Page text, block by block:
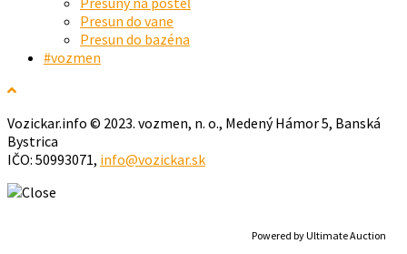
Presun do vane
Presun do bazéna
#vozmen
Vozickar.info © 2023. vozmen, n. o., Medený Hámor 5, Banská
Bystrica
IČO: 50993071, info@vozickar.sk
Powered by Ultimate Auction